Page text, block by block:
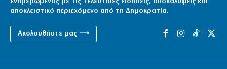
αποκλειστικό περιεχόμενο από τη Δημοκρατία.
Ακολουθήστε μας ⟶